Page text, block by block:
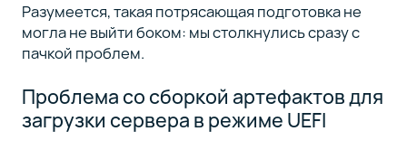
Разумеется, такая потрясающая подготовка не
могла не выйти боком: мы столкнулись сразу с
пачкой проблем.
Проблема со сборкой артефактов для
загрузки сервера в режиме UEFI